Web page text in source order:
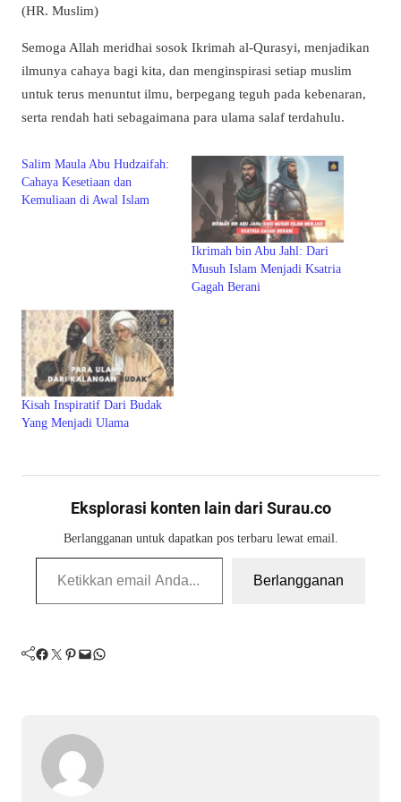
(HR. Muslim)
Semoga Allah meridhai sosok Ikrimah al-Qurasyi, menjadikan
ilmunya cahaya bagi kita, dan menginspirasi setiap muslim
untuk terus menuntut ilmu, berpegang teguh pada kebenaran,
serta rendah hati sebagaimana para ulama salaf terdahulu.
Salim Maula Abu Hudzaifah:
Cahaya Kesetiaan dan
Kemuliaan di Awal Islam
Ikrimah bin Abu Jahl: Dari
Musuh Islam Menjadi Ksatria
Gagah Berani
Kisah Inspiratif Dari Budak
Yang Menjadi Ulama
Eksplorasi konten lain dari Surau.co
Berlangganan untuk dapatkan pos terbaru lewat email.
Ketikkan email Anda...
Berlangganan
Facebook Twitter Pinterest Mail WhatsApp